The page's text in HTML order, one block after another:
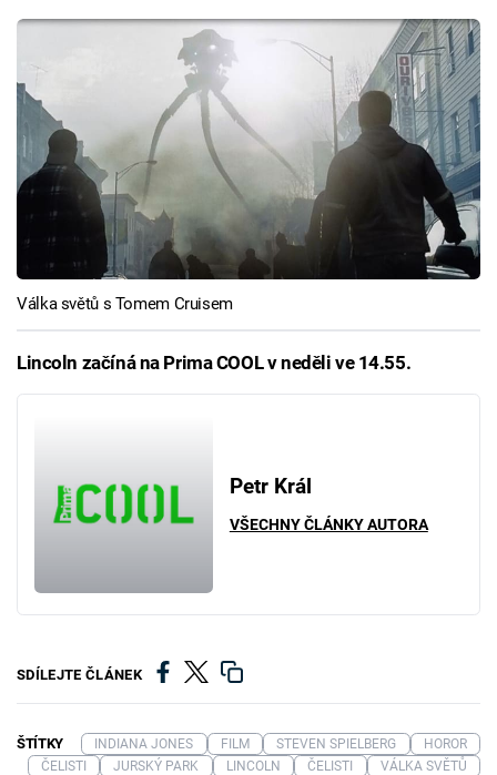
Válka světů s Tomem Cruisem
Lincoln začíná na Prima COOL v neděli ve 14.55.
Petr Král
VŠECHNY ČLÁNKY AUTORA
SDÍLEJTE ČLÁNEK
ŠTÍTKY INDIANA JONES FILM STEVEN SPIELBERG
HOROR
ČELISTI
JURSKÝ PARK LINCOLN ČELISTI
VÁLKA SVĚTŮ